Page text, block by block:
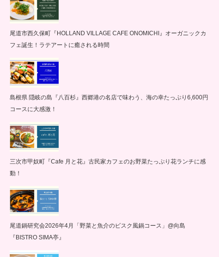
尾道市西久保町『HOLLAND VILLAGE CAFE ONOMICHI』オーガニックカ
フェ誕生！ラテアートに癒される時間
島根県 隠岐の島『八百杉』西郷港の名店で味わう、海の幸たっぷり6,600円
コースに大感激！
三次市甲奴町『Cafe 月と花』古民家カフェのお野菜たっぷり花ランチに感
動！
尾道鍋研究会2026年4月「野菜と魚介のビスク風鍋コース」@向島
『BISTRO SIMA亭』